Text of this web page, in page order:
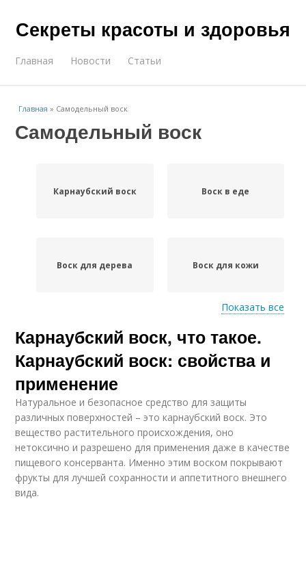
Секреты красоты и здоровья
Главная Новости Статьи
Главная » Самодельный воск
Самодельный воск
Карнаубский воск Воск в еде
Воск для дерева Воск для кожи
Воск в мармеладе Воск для организма
Пчелиный воск Бразильский воск
Воск для
Показать все
Карнаубский воск, что такое.
Карнаубский воск: свойства и
применение
Натуральное и безопасное средство для защиты
различных поверхностей – это карнаубский воск. Это
вещество растительного происхождения, оно
нетоксично и разрешено для применения даже в качестве
пищевого консерванта. Именно этим воском покрывают
фрукты для лучшей сохранности и аппетитного внешнего
вида.